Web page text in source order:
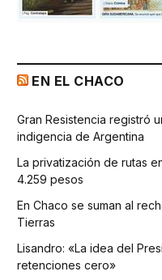
EN EL CHACO
Gran Resistencia registró
indigencia de Argentina
La privatización de rutas
4.259 pesos
En Chaco se suman al
Tierras
Lisandro: «La idea del
retenciones cero»